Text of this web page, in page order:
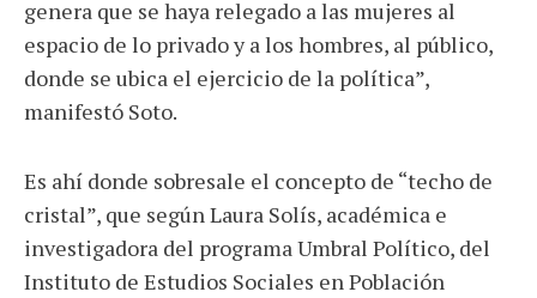
genera que se haya relegado a las mujeres al
espacio de lo privado y a los hombres, al público,
donde se ubica el ejercicio de la política”,
manifestó Soto.
Es ahí donde sobresale el concepto de “techo de
cristal”, que según Laura Solís, académica e
investigadora del programa Umbral Político, del
Instituto de Estudios Sociales en Población